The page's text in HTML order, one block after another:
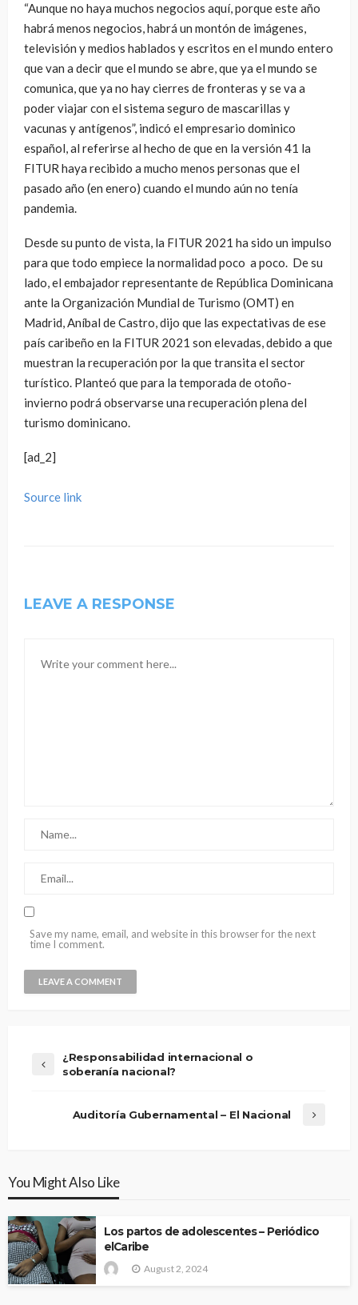
“Aunque no haya muchos negocios aquí, porque este año
habrá menos negocios, habrá un montón de imágenes,
televisión y medios hablados y escritos en el mundo entero
que van a decir que el mundo se abre, que ya el mundo se
comunica, que ya no hay cierres de fronteras y se va a
poder viajar con el sistema seguro de mascarillas y
vacunas y antígenos”, indicó el empresario dominico
español, al referirse al hecho de que en la versión 41 la
FITUR haya recibido a mucho menos personas que el
pasado año (en enero) cuando el mundo aún no tenía
pandemia.
Desde su punto de vista, la FITUR 2021 ha sido un impulso
para que todo empiece la normalidad poco a poco. De su
lado, el embajador representante de República Dominicana
ante la Organización Mundial de Turismo (OMT) en
Madrid, Aníbal de Castro, dijo que las expectativas de ese
país caribeño en la FITUR 2021 son elevadas, debido a que
muestran la recuperación por la que transita el sector
turístico. Planteó que para la temporada de otoño-
invierno podrá observarse una recuperación plena del
turismo dominicano.
[ad_2]
Source link
LEAVE A RESPONSE
Save my name, email, and website in this browser for the next
time I comment.
¿Responsabilidad internacional o
soberanía nacional?
Auditoría Gubernamental – El Nacional
You Might Also Like
Los partos de adolescentes – Periódico
elCaribe
August 2, 2024